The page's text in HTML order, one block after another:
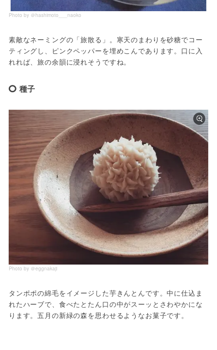
Photo by ＠hashimoto___naoko
素敵なネーミングの「旅散る」。寒天のまわりを砂糖でコー
ティングし、ピンクペッパーを埋めこんであります。口に入
れれば、旅の余韻に浸れそうですね。
種子
Photo by ＠eggnakaji
タンポポの綿毛をイメージした芋きんとんです。中に仕込ま
れたハーブで、食べたとたん口の中がスーッとさわやかにな
ります。五月の新緑の森を思わせるようなお菓子です。